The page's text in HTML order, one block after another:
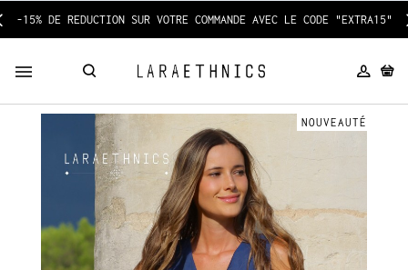
-15% DE REDUCTION SUR VOTRE COMMANDE AVEC LE CODE "EXTRA15"
NOUVEAUTÉ